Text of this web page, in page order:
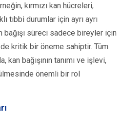
kırmızı kan hücreleri,
tıbbi durumlar için ayrı ayrı
bağışı süreci sadece bireyler için
kritik bir öneme sahiptir. Tüm
kan bağışının tanımı ve işlevi,
önemli bir rol